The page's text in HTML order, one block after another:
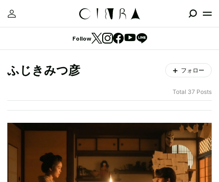
Follow
ふじきみつ彦 フォロー
Total 37 Posts